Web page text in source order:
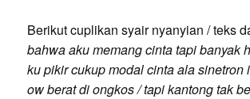
Berikut cuplikan syair nyanyian / teks
bahwa aku memang cinta tapi banyak
ku pikir cukup modal cinta ala sinetron
ow berat di ongkos / tapi kantong tak